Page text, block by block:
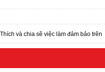
Thích và chia sẽ việc làm đảm bảo trên